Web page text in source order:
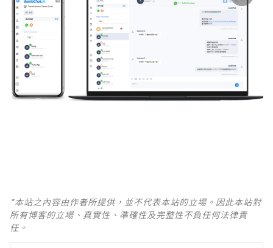
*本站之內容由作者所提供，並不代表本站的立場。因此本站對
所有博客的立場、真實性、準確性及完整性不負任何法律責
任。